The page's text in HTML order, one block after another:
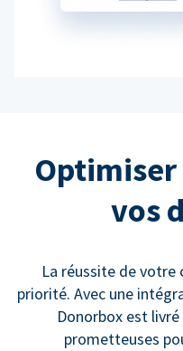
vos
La réussite de
priorité. Avec une
Donorbox est
prometteuses